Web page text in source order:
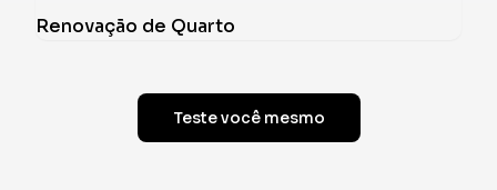
Renovação de Quarto
Teste você mesmo